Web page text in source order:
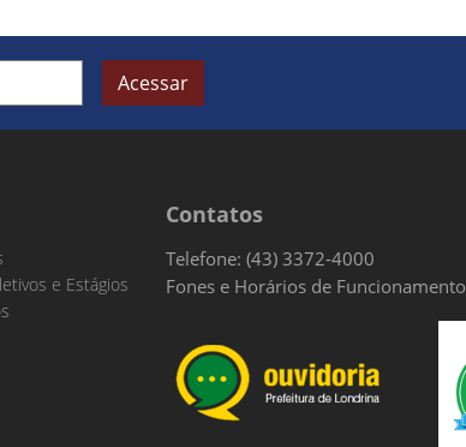
Acessar
e Estágios
Contatos
Telefone: (43) 3372-4000
Fones e Horários de Funcionamento